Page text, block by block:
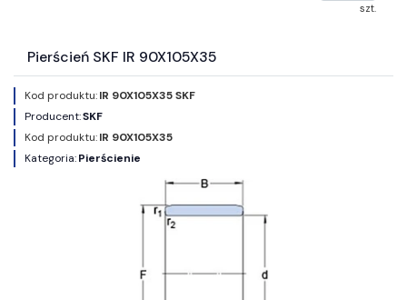
szt.
Pierścień SKF IR 90X105X35
Kod produktu:IR 90X105X35 SKF
Producent:SKF
Kod produktu:IR 90X105X35
Kategoria:Pierścienie